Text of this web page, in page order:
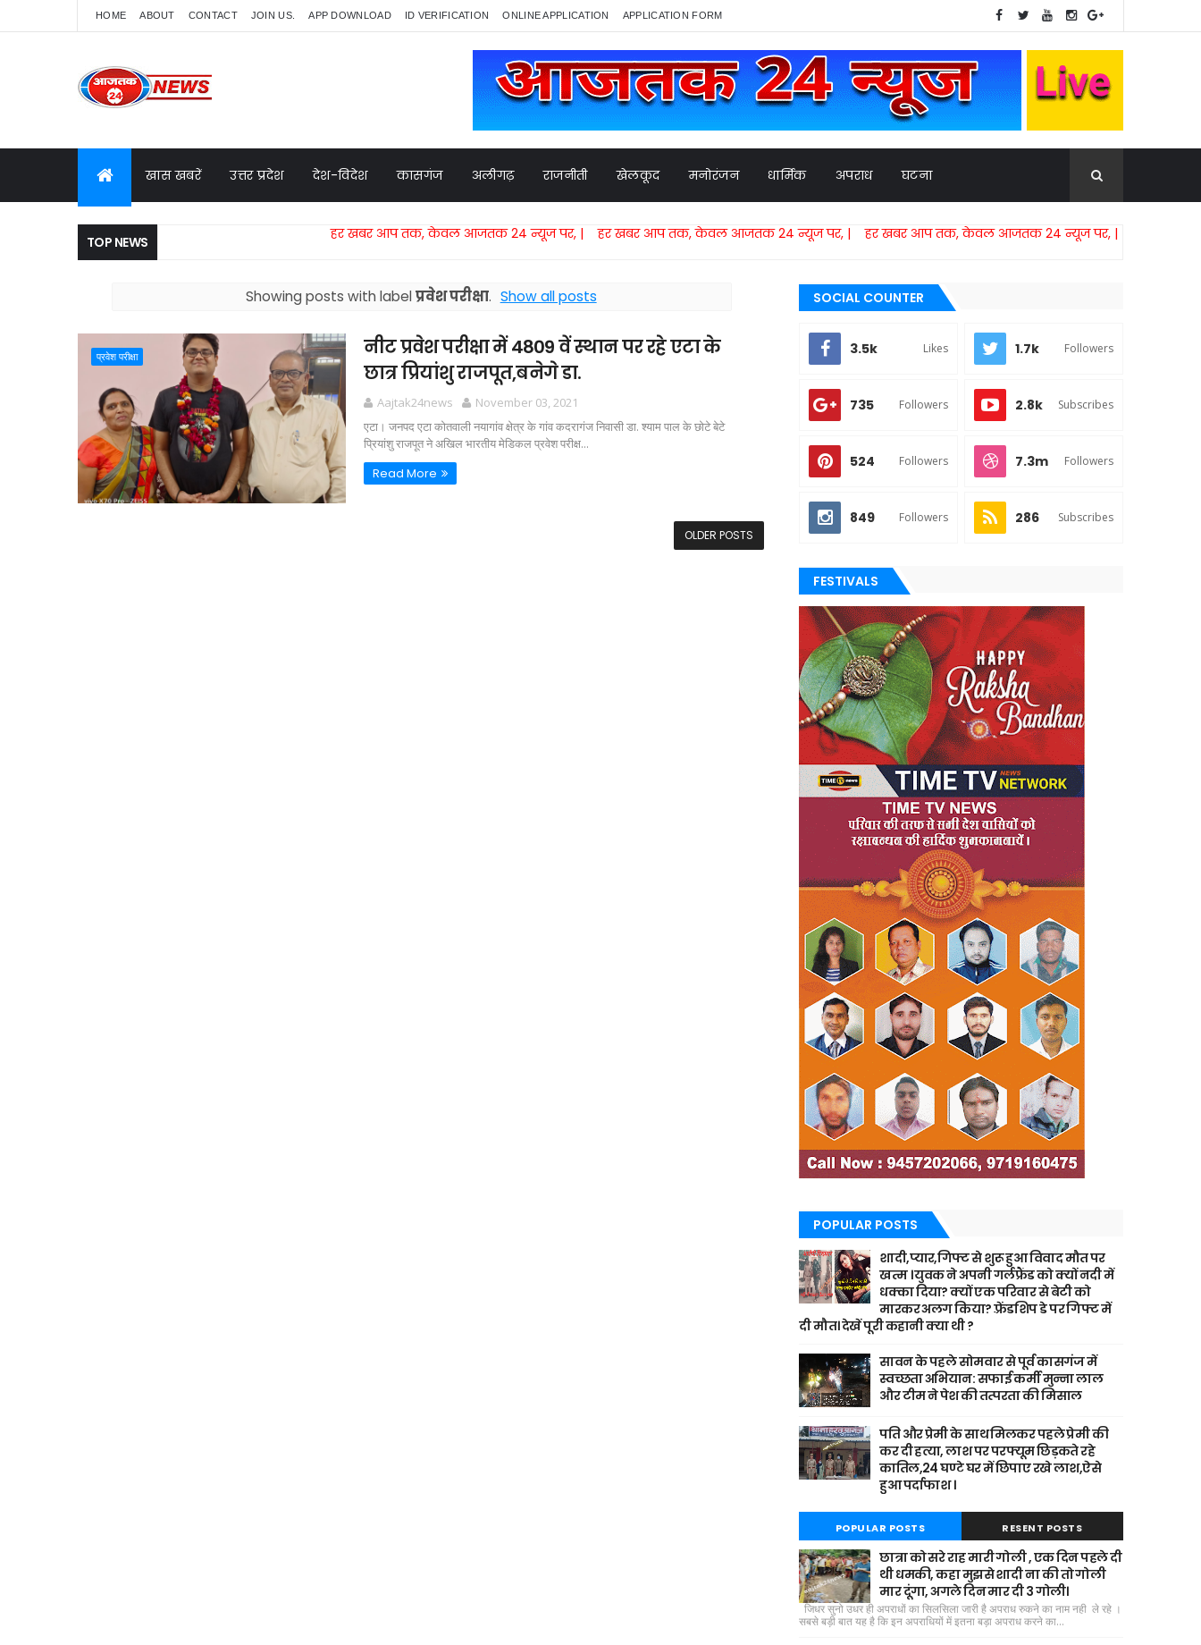
HOME ABOUT CONTACT JOIN US. APP DOWNLOAD ID VERIFICATION ONLINE APPLICATION APPLICATION FORM
खास खबरें उत्तर प्रदेश देश-विदेश कासगंज अलीगढ़ राजनीती खेलकूद मनोरंजन धार्मिक अपराध घटना
TOP NEWS हर खबर आप तक, केवल आजतक 24 न्यूज पर, | हर खबर आप तक, केवल आजतक 24 न्यूज पर,​ | हर खबर आप तक, केवल आजतक 24 न्यूज पर, |
Showing posts with label प्रवेश परीक्षा. Show all posts
प्रवेश परीक्षा
नीट प्रवेश परीक्षा में 4809 वें स्थान पर रहे एटा के
छात्र प्रियांशु राजपूत,बनेगे डा.
Aajtak24news
November 03, 2021
एटा। जनपद एटा कोतवाली नयागांव क्षेत्र के गांव कदरागंज निवासी डा. श्याम पाल के छोटे बेटे
प्रियांशु राजपूत ने अखिल भारतीय मेडिकल प्रवेश परीक्ष...
Read More
OLDER POSTS
SOCIAL COUNTER
3.5k Likes 1.7k Followers
735 Followers 2.8k Subscribes
524 Followers 7.3m Followers
849 Followers 286 Subscribes
FESTIVALS
POPULAR POSTS
शादी,प्यार,गिफ्ट से शुरू हुआ विवाद मौत पर
खत्म । युवक ने अपनी गर्लफ्रैंड को क्यों नदी में
धक्का दिया? क्यों एक परिवार से बेटी को
मारकर अलग किया? फ़्रेंडशिप डे पर गिफ्ट में
दी मौत। देखें पूरी कहानी क्या थी ?
सावन के पहले सोमवार से पूर्व कासगंज में
स्वच्छता अभियान: सफाई कर्मी मुन्ना लाल
और टीम ने पेश की तत्परता की मिसाल
पति और प्रेमी के साथ मिलकर पहले प्रेमी की
कर दी हत्या, लाश पर परफ्यूम छिड़कते रहे
कातिल,24 घण्टे घर में छिपाए रखे लाश,ऐसे
हुआ पर्दाफाश ।
POPULAR POSTS RESENT POSTS
छात्रा को सरे राह मारी गोली , एक दिन पहले दी
थी धमकी, कहा मुझसे शादी ना की तो गोली
मार दूंगा, अगले दिन मार दी 3 गोली।
जिधर सुनो उधर ही अपराधों का सिलसिला जारी है अपराध रुकने का नाम नही ले रहे ।
सबसे बड़ी बात यह है कि इन अपराधियों में इतना बड़ा अपराध करने का...